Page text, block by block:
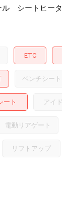
ル シートヒー
ETC
ベンチシート
ート アイ
電動リアゲート
リフトアップ